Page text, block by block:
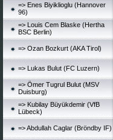
=> Enes Biyiklioglu (Hannover
96)
=> Louis Cem Blaske (Hertha
BSC Berlin)
=> Ozan Bozkurt (AKA Tirol)
=> Lukas Bulut (FC Luzern)
=> Ömer Tugrul Bulut (MSV
Duisburg)
=> Kubilay Büyükdemir (VfB
Lübeck)
=> Abdullah Caglar (Bröndby IF)